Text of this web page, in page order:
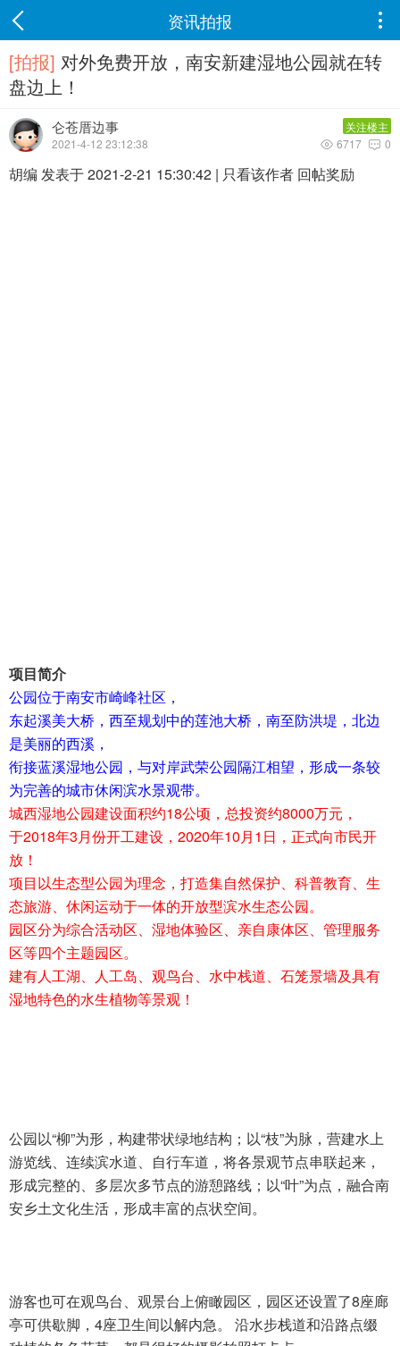
资讯拍报 
[拍报] 对外免费开放，南安新建湿地公园就在转
盘边上！
仑苍厝边事
关注楼主
2021-4-12 23:12:38
 0
 6717
胡编 发表于 2021-2-21 15:30:42 | 只看该作者 回帖奖励
项目简介
公园位于南安市崎峰社区，
东起溪美大桥，西至规划中的莲池大桥，南至防洪堤，北边
是美丽的西溪，
衔接蓝溪湿地公园，与对岸武荣公园隔江相望，形成一条较
为完善的城市休闲滨水景观带。
城西湿地公园建设面积约18公顷，总投资约8000万元，
于2018年3月份开工建设，2020年10月1日，正式向市民开
放！
项目以生态型公园为理念，打造集自然保护、科普教育、生
态旅游、休闲运动于一体的开放型滨水生态公园。
园区分为综合活动区、湿地体验区、亲自康体区、管理服务
区等四个主题园区。
建有人工湖、人工岛、观鸟台、水中栈道、石笼景墙及具有
湿地特色的水生植物等景观！
公园以“柳”为形，构建带状绿地结构；以“枝”为脉，营建水上
游览线、连续滨水道、自行车道，将各景观节点串联起来，
形成完整的、多层次多节点的游憩路线；以“叶”为点，融合南
安乡土文化生活，形成丰富的点状空间。
游客也可在观鸟台、观景台上俯瞰园区，园区还设置了8座廊
亭可供歇脚，4座卫生间以解内急。 沿水步栈道和沿路点缀